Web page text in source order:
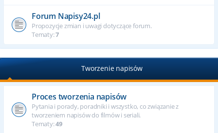
Forum Napisy24.pl
Propozycje zmian i uwagi dotyczące forum.
Tematy:7
Tworzenie napisów
Proces tworzenia napisów
Pytania i porady, poradniki i wszystko, co związanie z
tworzeniem napisów do filmów i seriali.
Tematy:49